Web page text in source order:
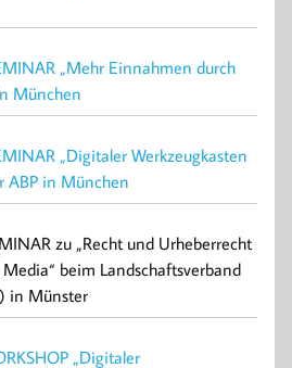
„Mehr Einnahmen durch
München
„Digitaler Werkzeugkasten
ABP in München
zu „Recht und Urheberrecht
beim Landschaftsverband
in Münster
„Digitaler